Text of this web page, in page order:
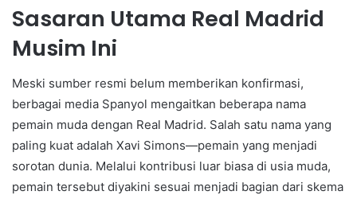
Sasaran Utama Real Madrid
Musim Ini
Meski sumber resmi belum memberikan konfirmasi,
berbagai media Spanyol mengaitkan beberapa nama
pemain muda dengan Real Madrid. Salah satu nama yang
paling kuat adalah Xavi Simons—pemain yang menjadi
sorotan dunia. Melalui kontribusi luar biasa di usia muda,
pemain tersebut diyakini sesuai menjadi bagian dari skema